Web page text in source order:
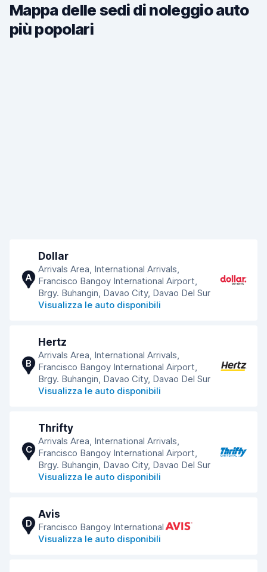
Mappa delle sedi di noleggio auto
più popolari
A
Dollar
Arrivals Area, International Arrivals,
Francisco Bangoy International Airport,
Brgy. Buhangin, Davao City, Davao Del Sur
Visualizza le auto disponibili
B
Hertz
Arrivals Area, International Arrivals,
Francisco Bangoy International Airport,
Brgy. Buhangin, Davao City, Davao Del Sur
Visualizza le auto disponibili
C
Thrifty
Arrivals Area, International Arrivals,
Francisco Bangoy International Airport,
Brgy. Buhangin, Davao City, Davao Del Sur
Visualizza le auto disponibili
D
Avis
Francisco Bangoy International
Visualizza le auto disponibili